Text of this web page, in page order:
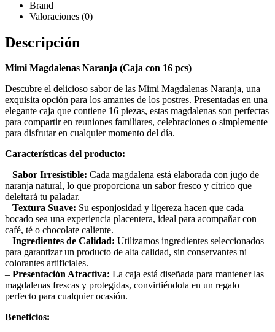
Brand
Valoraciones (0)
Descripción
Mimi Magdalenas Naranja (Caja con 16 pcs)
Descubre el delicioso sabor de las Mimi Magdalenas Naranja, una
exquisita opción para los amantes de los postres. Presentadas en una
elegante caja que contiene 16 piezas, estas magdalenas son perfectas
para compartir en reuniones familiares, celebraciones o simplemente
para disfrutar en cualquier momento del día.
Características del producto:
– Sabor Irresistible: Cada magdalena está elaborada con jugo de
naranja natural, lo que proporciona un sabor fresco y cítrico que
deleitará tu paladar.
– Textura Suave: Su esponjosidad y ligereza hacen que cada
bocado sea una experiencia placentera, ideal para acompañar con
café, té o chocolate caliente.
– Ingredientes de Calidad: Utilizamos ingredientes seleccionados
para garantizar un producto de alta calidad, sin conservantes ni
colorantes artificiales.
– Presentación Atractiva: La caja está diseñada para mantener las
magdalenas frescas y protegidas, convirtiéndola en un regalo
perfecto para cualquier ocasión.
Beneficios: